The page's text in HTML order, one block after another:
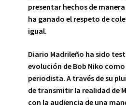
presentar hechos de
ha ganado el respeto de
igual.
Diario Madrileño ha sido
evolución de Bob Niko
periodista. A través de su
de transmitir la realidad de
con la audiencia de una